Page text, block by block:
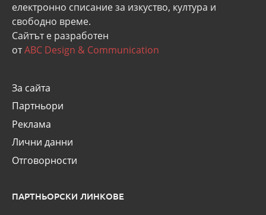
eлектронно списание за изкуство, култура и
свободно време.
Сайтът е разработен
отABC Design & Communication
За сайта
Партньори
Реклама
Лични данни
Отговорности
ПАРТНЬОРСКИ ЛИНКОВЕ